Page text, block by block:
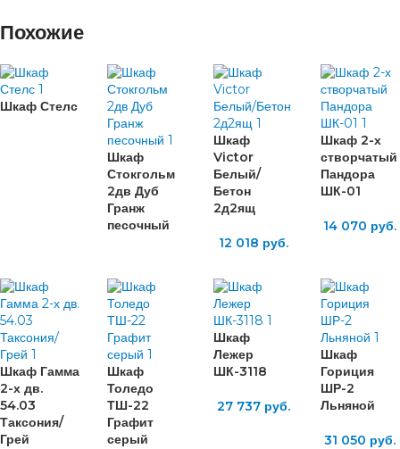
Похожие
Шкаф Стелс
Шкаф
Стокгольм
2дв Дуб
Гранж
песочный
Шкаф
Victor
Белый/
Бетон
2д2ящ
12 018 руб.
Шкаф 2-х
створчатый
Пандора
ШК-01
14 070 руб.
Шкаф Гамма
2-х дв.
54.03
Таксония/
Грей
Шкаф
Толедо
ТШ-22
Графит
серый
Шкаф
Лежер
ШК-3118
27 737руб.
Шкаф
Гориция
ШР-2
Льняной
31 050 руб.